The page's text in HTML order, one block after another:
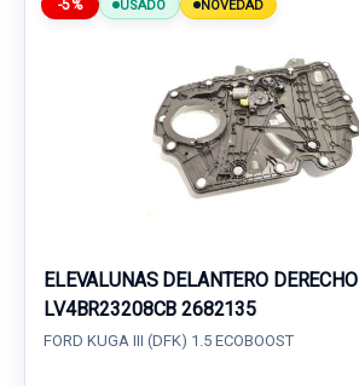
-5% USADO NOVEDAD
ELEVALUNAS DELANTERO DERECHO
LV4BR23208CB 2682135
FORD KUGA III (DFK) 1.5 ECOBOOST